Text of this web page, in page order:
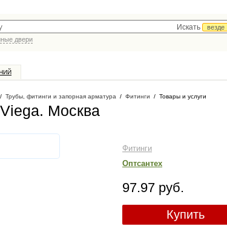
Искать
везде
двери
/ Трубы, фитинги и запорная арматура / Фитинги / Товары и услуги
. Москва
Фитинги
Оптсантех
97.97 руб.
Купить